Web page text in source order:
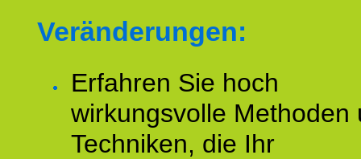
Veränderungen:
Erfahren Sie hoch
wirkungsvolle Methoden
Techniken, die Ihr